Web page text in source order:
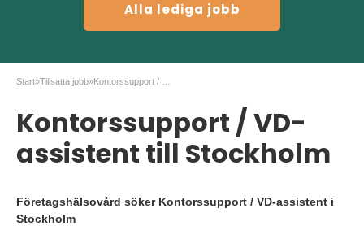
Alla lediga jobb
Start»Tillsatta jobb»
Kontorssupport / VD-
assistent till Stockholm
Företagshälsovård söker Kontorssupport / VD-assistent i
Stockholm